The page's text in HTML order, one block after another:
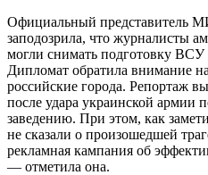
Официальный представитель
заподозрила, что журналисты
могли снимать подготовку ВСУ
Дипломат обратила внимание
российские города. Репортаж
после удара украинской армии
заведению. При этом, как
не сказали о произошедшей
рекламная кампания об
— отметила она.